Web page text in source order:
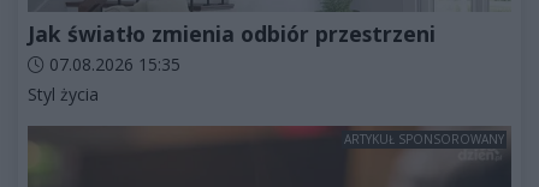
Jak światło zmienia odbiór przestrzeni
Data dodania artykułu:
07.08.2026 15:35
Kategorie artykułu:
Styl życia
ARTYKUŁ SPONSOROWANY